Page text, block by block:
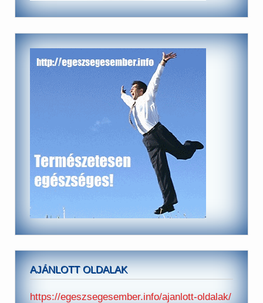
AJÁNLOTT OLDALAK
https://egeszsegesember.info/ajanlott-oldalak/